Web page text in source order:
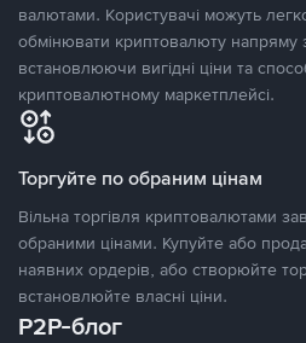
валютами. Користувачі можуть
обмінювати криптовалюту напряму
встановлюючи вигідні ціни та
криптовалютному маркетплейсі.
Торгуйте по обраним цінам
Вільна торгівля криптовалютами
обраними цінами. Купуйте або
наявних ордерів, або створюйте
встановлюйте власні ціни.
P2P-блог